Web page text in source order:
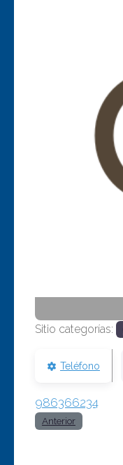
Anterior
Sitio categorías:
Teléfono
986366234
Anterior